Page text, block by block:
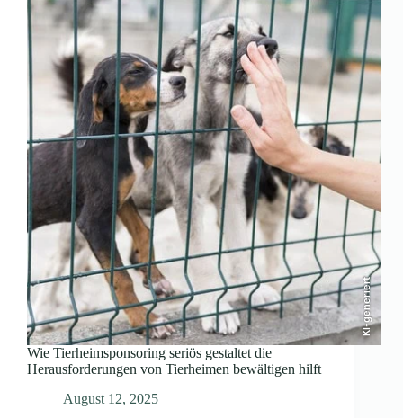
KI-generiert
Wie Tierheimsponsoring seriös gestaltet die
Herausforderungen von Tierheimen bewältigen hilft
August 12, 2025